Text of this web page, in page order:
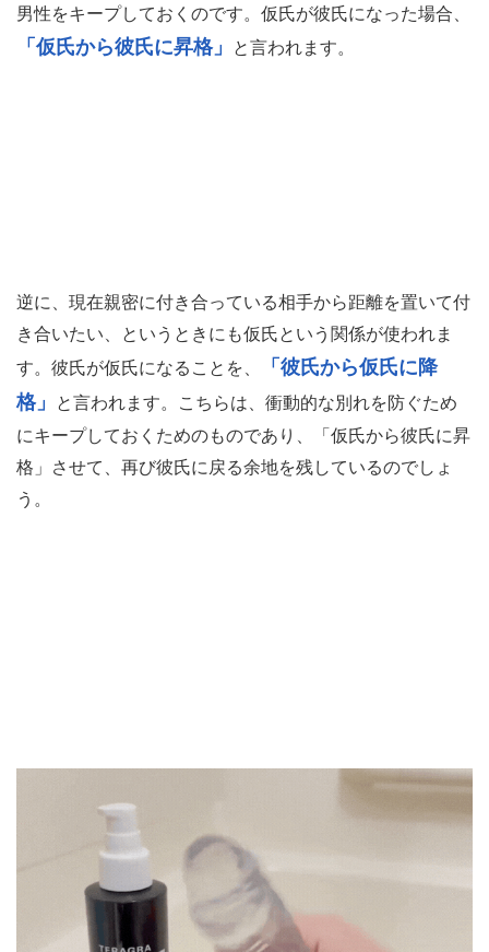
男性をキープしておくのです。仮氏が彼氏になった場合、
「仮氏から彼氏に昇格」 と言われます。
逆に、現在親密に付き合っている相手から距離を置いて付
き合いたい、というときにも仮氏という関係が使われま
す。彼氏が仮氏になることを、
「彼氏から仮氏に降
格」
と言われます。こちらは、衝動的な別れを防ぐため
にキープしておくためのものであり、「仮氏から彼氏に昇
格」させて、再び彼氏に戻る余地を残しているのでしょ
う。